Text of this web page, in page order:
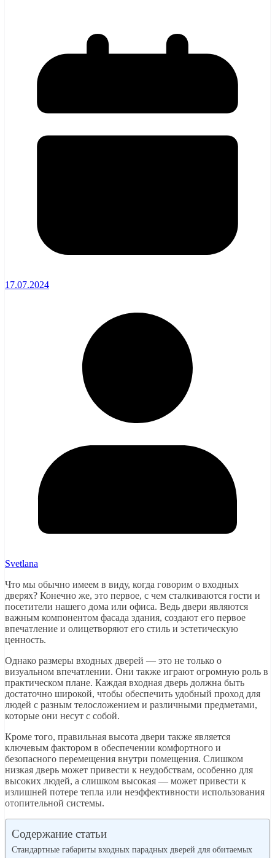
17.07.2024
Svetlana
Что мы обычно имеем в виду, когда говорим о входных
дверях? Конечно же, это первое, с чем сталкиваются гости и
посетители нашего дома или офиса. Ведь двери являются
важным компонентом фасада здания, создают его первое
впечатление и олицетворяют его стиль и эстетическую
ценность.
Однако размеры входных дверей — это не только о
визуальном впечатлении. Они также играют огромную роль в
практическом плане. Каждая входная дверь должна быть
достаточно широкой, чтобы обеспечить удобный проход для
людей с разным телосложением и различными предметами,
которые они несут с собой.
Кроме того, правильная высота двери также является
ключевым фактором в обеспечении комфортного и
безопасного перемещения внутри помещения. Слишком
низкая дверь может привести к неудобствам, особенно для
высоких людей, а слишком высокая — может привести к
излишней потере тепла или неэффективности использования
отопительной системы.
Содержание статьи
Стандартные габариты входных парадных дверей для обитаемых